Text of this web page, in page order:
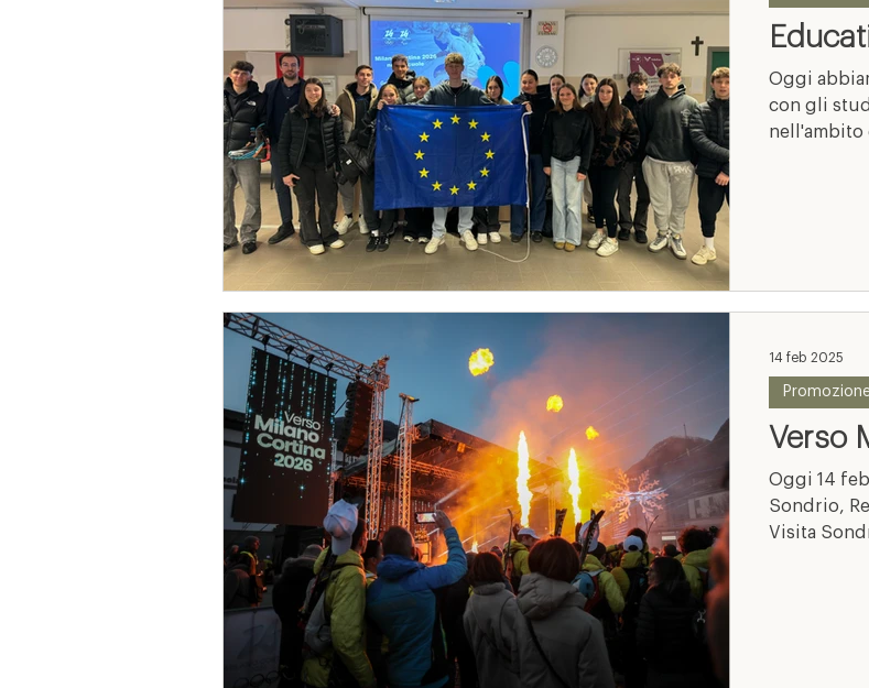
Oggi
con gli
nell'ambito
Verso
Oggi 14
Sondrio,
Visita
14 feb 2025